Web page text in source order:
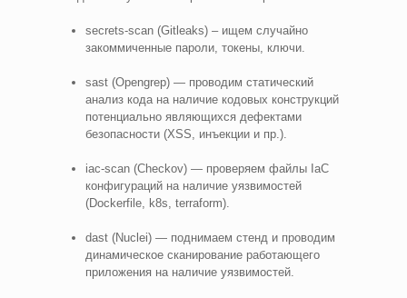
secrets-scan (Gitleaks) – ищем случайно
закоммиченные пароли, токены, ключи.
sast (Opengrep) — проводим статический
анализ кода на наличие кодовых конструкций
потенциально являющихся дефектами
безопасности (XSS, инъекции и пр.).
iac-scan (Checkov) — проверяем файлы IaC
конфигураций на наличие уязвимостей
(Dockerfile, k8s, terraform).
dast (Nuclei) — поднимаем стенд и проводим
динамическое сканирование работающего
приложения на наличие уязвимостей.